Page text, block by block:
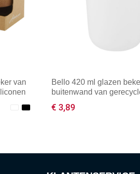
van
Bello 420 ml glazen
buitenwand van
€ 3,89